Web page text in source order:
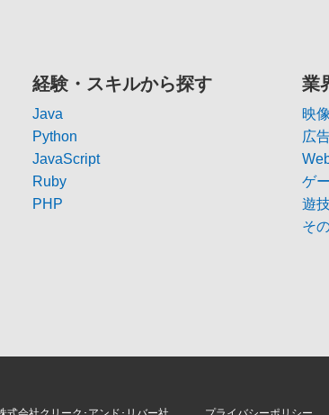
経験・スキルから探す
Java
Python
JavaScript
Ruby
PHP
業
映像
広
ゲ
遊
そ